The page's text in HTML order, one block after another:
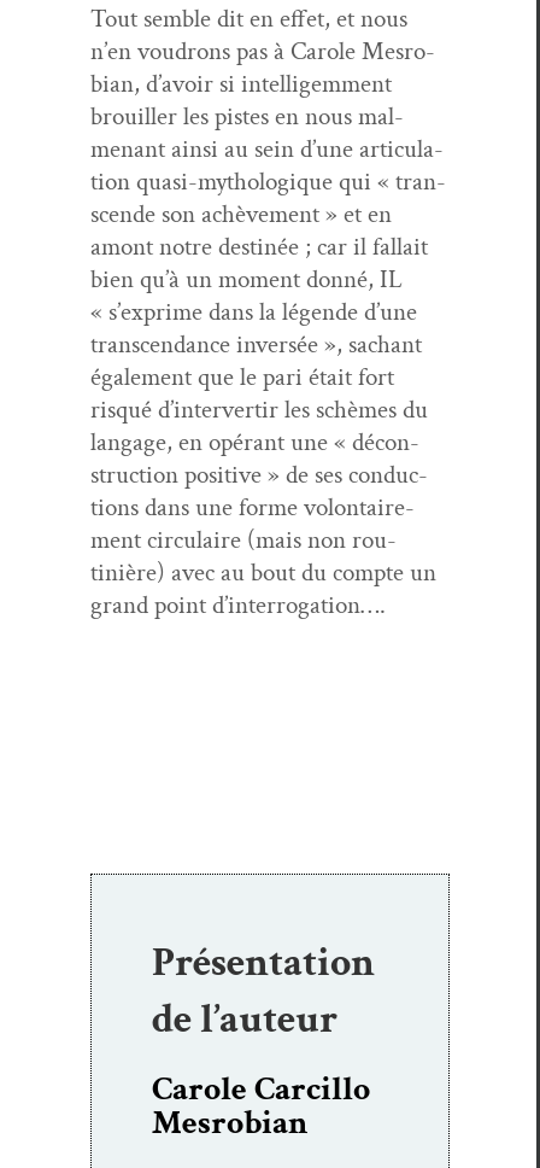
Tout sem­ble dit en effet, et nous
n’en voudrons pas à Car­ole Mes­ro­
bian, d’avoir si intel­ligem­ment
brouiller les pistes en nous mal­
menant ain­si au sein d’une artic­u­la­
tion qua­si-mythologique qui « tran­
scende son achève­ment » et en
amont notre des­tinée ; car il fal­lait
bien qu’à un moment don­né, IL
« s’exprime dans la légende d’une
tran­scen­dance inver­sée », sachant
égale­ment que le pari était fort
risqué d’intervertir les schèmes du
lan­gage, en opérant une « décon­
struc­tion pos­i­tive » de ses con­duc­
tions dans une forme volon­taire­
ment cir­cu­laire (mais non rou­
tinière) avec au bout du compte un
grand point d’interrogation….
Présentation
de l’auteur
Carole Carcillo
Mesrobian